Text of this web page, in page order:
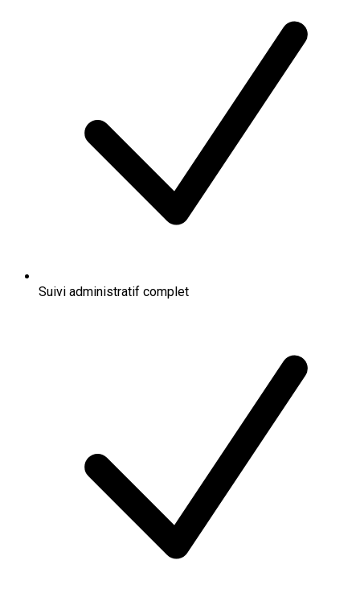
Suivi administratif complet